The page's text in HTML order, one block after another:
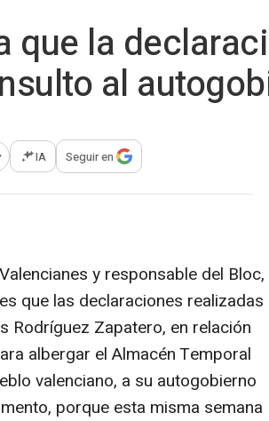
que la
al
opciones para compartir
IA Seguir en
y responsable del Bloc,
que las declaraciones realizadas
Rodríguez Zapatero, en relación
albergar el Almacén Temporal
valenciano, a su autogobierno
porque esta misma semana